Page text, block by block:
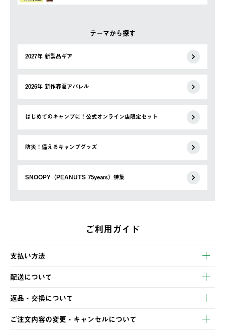
テーマから探す
2027年 新製品ギア
2026年 新作春夏アパレル
はじめてのキャンプに！公式オンライン店限定セット
防災！備えるキャンプグッズ
SNOOPY（PEANUTS 75years）特集
ご利用ガイド
支払い方法
以下のいずれかの方法でお支払いいただけます。
・クレジットカード決済
・コンビニ決済
・Pay-easy決済
配送について
【発送スケジュール】
ご注文・ご入金完了より2営業日以内に商品を発送いたします。
土日祝の発送はございませんので、木曜日以降のご注文は週明け
の発送となる場合がございます。
返品・交換について
※お客様都合の場合
ご注文内容の変更・キャンセルについて